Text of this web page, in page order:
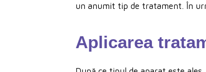
un anumit tip de tratament. În
Aplicarea